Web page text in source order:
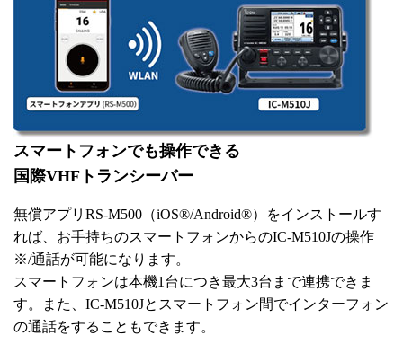
スマートフォンでも操作できる
国際VHFトランシーバー
無償アプリRS-M500（iOS®/Android®）をインストールす
れば、お手持ちのスマートフォンからのIC-M510Jの操作
※/通話が可能になります。
スマートフォンは本機1台につき最大3台まで連携できま
す。また、IC-M510Jとスマートフォン間でインターフォン
の通話をすることもできます。